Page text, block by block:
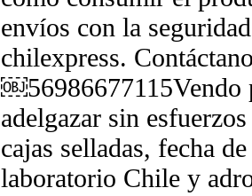
envíos con la
chilexpress.
￼56986677115Vendo
adelgazar sin
cajas selladas, fecha
laboratorio Chile y